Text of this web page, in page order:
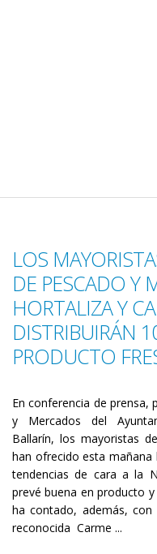
LOS
DE PESCADO Y
HORTALIZA Y
DISTRIBUIRÁN
PRODUCTO
En conferencia de prensa,
y Mercados del
Ballarín, los mayoristas
han ofrecido esta mañana
tendencias de cara a la
prevé buena en producto
ha contado, además,
reconocida Carme ...